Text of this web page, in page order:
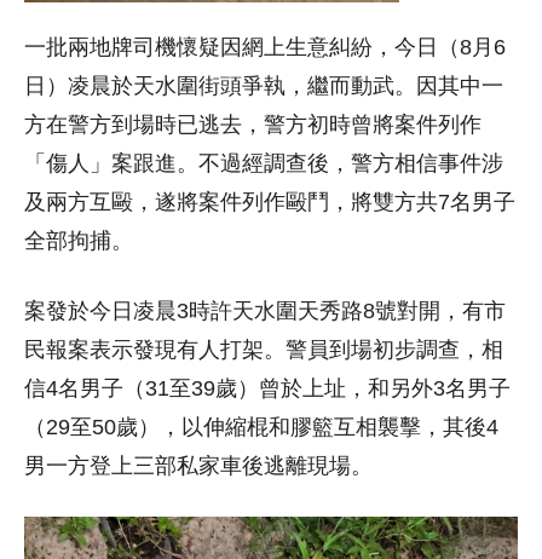
一批兩地牌司機懷疑因網上生意糾紛，今日（8月6
日）凌晨於天水圍街頭爭執，繼而動武。因其中一
方在警方到場時已逃去，警方初時曾將案件列作
「傷人」案跟進。不過經調查後，警方相信事件涉
及兩方互毆，遂將案件列作毆鬥，將雙方共7名男子
全部拘捕。
案發於今日凌晨3時許天水圍天秀路8號對開，有市
民報案表示發現有人打架。警員到場初步調查，相
信4名男子（31至39歲）曾於上址，和另外3名男子
（29至50歲），以伸縮棍和膠籃互相襲擊，其後4
男一方登上三部私家車後逃離現場。